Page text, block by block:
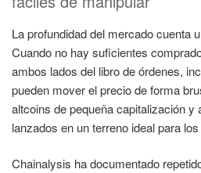
La profundidad del mercado cuenta
Cuando no hay suficientes
ambos lados del libro de órdenes,
pueden mover el precio de forma
altcoins de pequeña capitalización y
lanzados en un terreno ideal para
Chainalysis ha documentado